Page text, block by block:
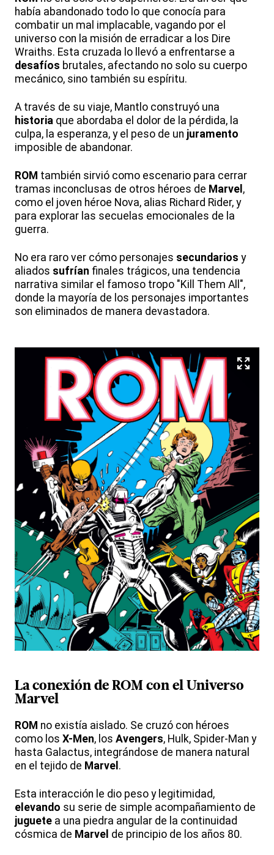
había abandonado todo lo que conocía para
combatir un mal implacable, vagando por el
universo con la misión de erradicar a los Dire
Wraiths. Esta cruzada lo llevó a enfrentarse a
desafíos brutales, afectando no solo su cuerpo
mecánico, sino también su espíritu.
A través de su viaje, Mantlo construyó una
historia que abordaba el dolor de la pérdida, la
culpa, la esperanza, y el peso de un juramento
imposible de abandonar.
ROM también sirvió como escenario para cerrar
tramas inconclusas de otros héroes de Marvel ,
como el joven héroe Nova, alias Richard Rider, y
para explorar las secuelas emocionales de la
guerra.
No era raro ver cómo personajes secundarios y
aliados sufrían finales trágicos, una tendencia
narrativa similar el famoso tropo "Kill Them All",
donde la mayoría de los personajes importantes
son eliminados de manera devastadora.
La conexión de ROM con el Universo
Marvel
ROM no existía aislado. Se cruzó con héroes
como los X-Men, los Avengers, Hulk, Spider-Man y
hasta Galactus, integrándose de manera natural
en el tejido de Marvel .
Esta interacción le dio peso y legitimidad,
elevando su serie de simple acompañamiento de
juguete a una piedra angular de la continuidad
cósmica de Marvel de principio de los años 80.